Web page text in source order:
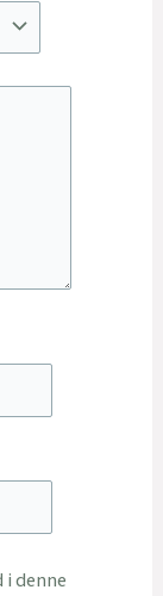
denne